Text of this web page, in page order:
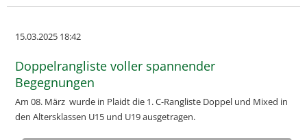
15.03.2025 18:42
Doppelrangliste voller spannender
Begegnungen
Am 08. März wurde in Plaidt die 1. C-Rangliste Doppel und Mixed in
den Altersklassen U15 und U19 ausgetragen.